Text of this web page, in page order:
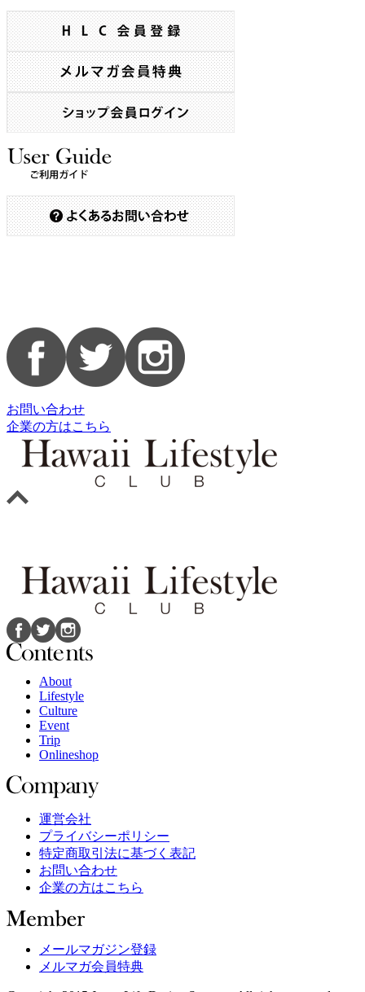
お問い合わせ
企業の方はこちら
About
Lifestyle
Culture
Event
Trip
Onlineshop
運営会社
プライバシーポリシー
特定商取引法に基づく表記
お問い合わせ
企業の方はこちら
メールマガジン登録
メルマガ会員特典